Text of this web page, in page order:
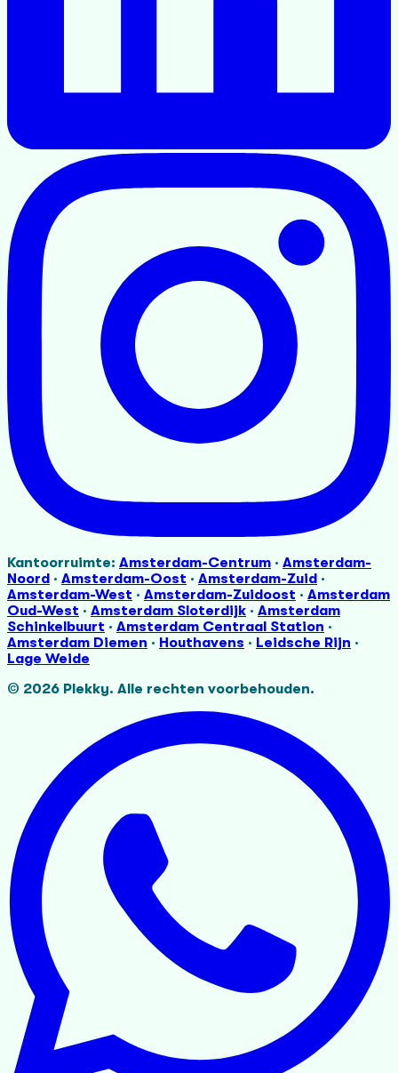
Kantoorruimte: Amsterdam-Centrum · Amsterdam-
Noord · Amsterdam-Oost · Amsterdam-Zuid ·
Amsterdam-West · Amsterdam-Zuidoost · Amsterdam
Oud-West · Amsterdam Sloterdijk · Amsterdam
Schinkelbuurt · Amsterdam Centraal Station ·
Amsterdam Diemen · Houthavens · Leidsche Rijn ·
Lage Weide
© 2026 Plekky. Alle rechten voorbehouden.